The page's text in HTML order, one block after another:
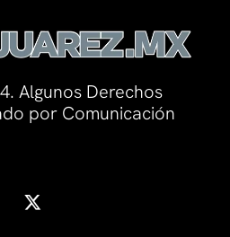
Algunos Derechos
por Comunicación